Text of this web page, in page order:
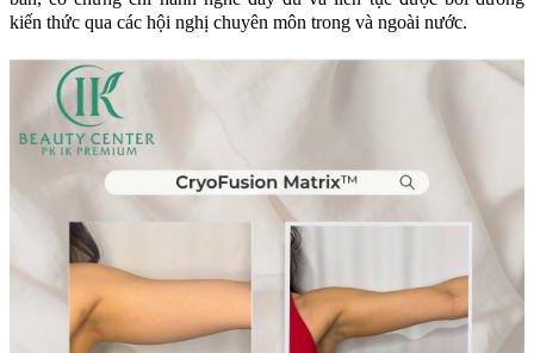
kiến thức qua các hội nghị chuyên môn trong và ngoài nước.